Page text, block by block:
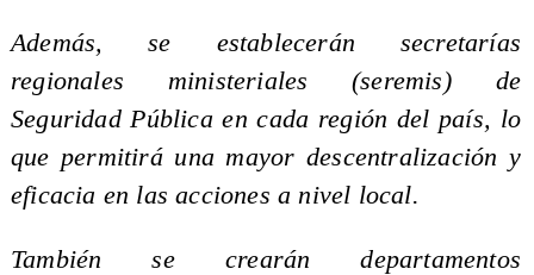
Además, se establecerán secretarías
regionales ministeriales (seremis) de
Seguridad Pública en cada región del país, lo
que permitirá una mayor descentralización y
eficacia en las acciones a nivel local.
También se crearán departamentos